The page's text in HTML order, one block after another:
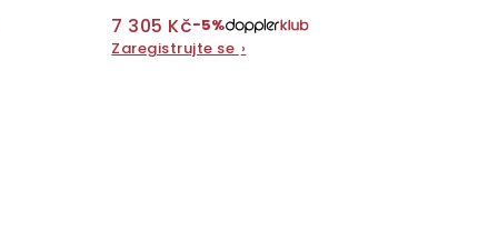
7 305 Kč−5%
Zaregistrujte se ›